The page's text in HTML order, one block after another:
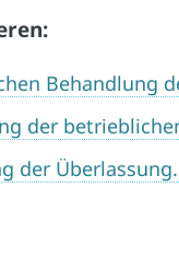
Behandlung
der
der